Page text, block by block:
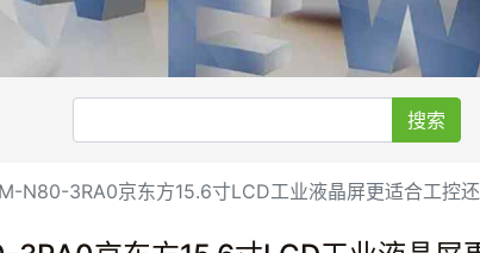
搜索
N80-3RA0京东方15.6寸LCD工业液晶屏更适合工控还